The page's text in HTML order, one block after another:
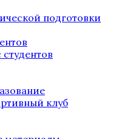
подготовки
клуб